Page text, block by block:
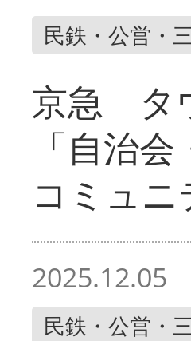
民鉄・公営・
京急 タ
「自治
コミュ
2025.12.05
民鉄・公営・